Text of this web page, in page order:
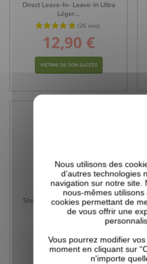
Direct Leave-In- Leave-In Ultra
Léger...
Prix
12,90 €
VICTIME DE SON SUCCÈS
Shampoing Clarifiant Intense -
Golden...
Prix
12,90 €
VICTIME DE SON SUCCÈS
Nous utilisons des
d’autres technologies
navigation sur notre site.
nous-mêmes
cookies permettant de
de vous offrir une
Vous pourrez modifier
moment en cliquant sur
n'importe